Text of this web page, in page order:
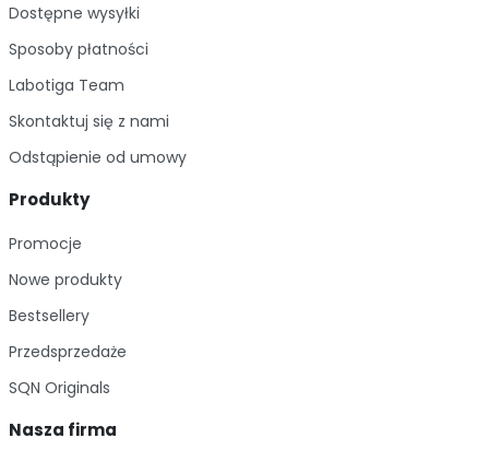
Im więcej kupujesz, tym więcej zyskujesz!
Dostępne wysyłki
Sposoby płatności
Labotiga Team
Skontaktuj się z nami
Odstąpienie od umowy
Produkty
Promocje
Nowe produkty
Bestsellery
Przedsprzedaże
SQN Originals
Nasza firma